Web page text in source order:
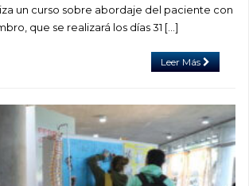
un curso sobre abordaje del paciente con
que se realizará los días 31 […]
Leer Más